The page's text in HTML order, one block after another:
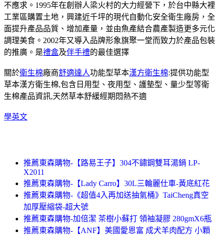
不應求。1995年在創辦人梁火村的大力經營下，於台中縣大裡
工業區購置土地，興建近千坪的現代自動化安全衛生廠房，全
面提升產品品質、增加產量，並由魚產結合農產製造更多元化
調理美食。2002年又導入品牌形象旗聚一堂而致力於產品包裝
的推廣。是禮盒及伴手禮的最佳選擇
關於衛生棉廠商舒適達人功能型草本漢方衛生棉:提供功能型
草本漢方衛生棉,包含日用型、夜用型、護墊型、量少型等衛
生棉產品資訊,天然草本舒緩經期悶熱不適
學英文
推薦東森購物-【路易王子】304不鏽鋼雙耳湯鍋 LP-
X2011
推薦東森購物-【Lady Carro】30L三輪麗仕車-黃底紅花
推薦東森購物-《超值4入再加送抽氣桶》TaiCheng真空
加厚壓縮袋-超大號
推薦東森購物-加倍潔 茶樹小蘇打 領袖凝膠 280gmX6瓶
推薦東森購物-【ANF】美國愛恩富 成犬羊肉配方 小顆